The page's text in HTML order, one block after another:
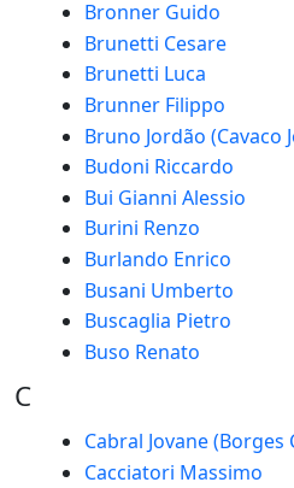
Bronner Guido
Brunetti Cesare
Brunetti Luca
Brunner Filippo
Bruno Jordão (Cavaco
Budoni Riccardo
Bui Gianni Alessio
Burini Renzo
Burlando Enrico
Busani Umberto
Buscaglia Pietro
Buso Renato
C
Cabral Jovane
Cacciatori Massimo